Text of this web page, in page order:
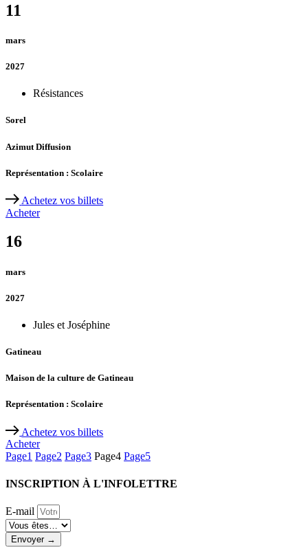
11
mars
2027
Résistances
Sorel
Azimut Diffusion
Représentation : Scolaire
Achetez vos billets
Acheter
16
mars
2027
Jules et Joséphine
Gatineau
Maison de la culture de Gatineau
Représentation : Scolaire
Achetez vos billets
Acheter
Page1 Page2 Page3 Page4 Page5
INSCRIPTION À L'INFOLETTRE
E-mail
Envoyer →